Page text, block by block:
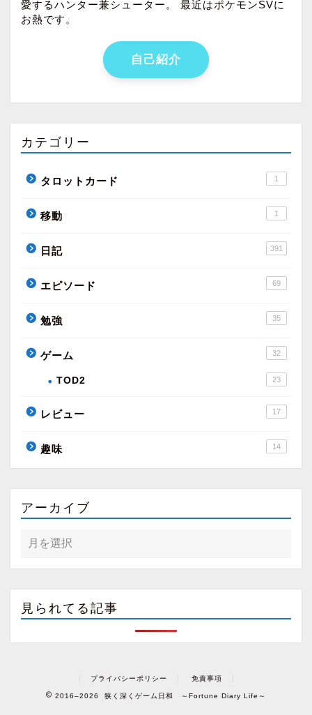
愛するハンター兼シューター。 最近はポケモンSVに
お熱です。
自己紹介
カテゴリー
タロットカード 1
移動 1
日記 391
エピソード 69
勉強 35
ゲーム 32
TOD2 23
レビュー 17
趣味 14
アーカイブ
見られてる記事
プライバシーポリシー 免責事項
2016–2026 狭く深くゲーム日和 ～Fortune Diary Life～